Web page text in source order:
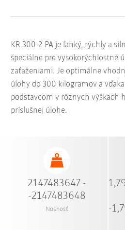
KR 300-2 PA je ľahký, rýchly a
špeciálne pre vysokorýchlostné
zaťaženiami. Je optimálne
úlohy do 300 kilogramov a
podstavcom v rôznych výškach
príslušnej úlohe.
2147483647 -
-2147483648
Nosnosť
-